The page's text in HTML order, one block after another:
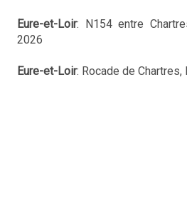
Eure-et-Loir: N154 entre
2026
Eure-et-Loir: Rocade de